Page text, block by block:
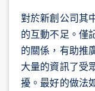
對於新創公司其
的互動不足。僅
的關係，有助推
大量的資訊了受
擾。最好的做法